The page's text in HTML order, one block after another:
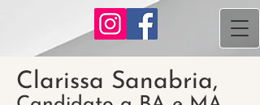
Clarissa Sanabria,